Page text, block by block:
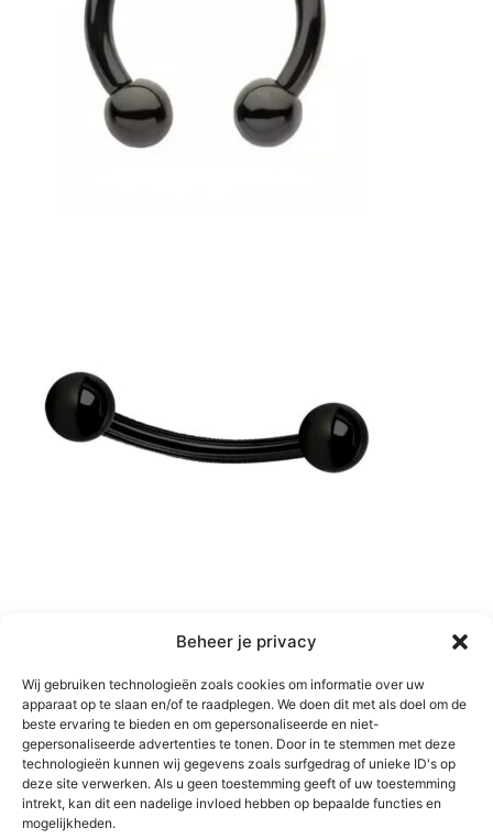
Beheer je privacy
Wij gebruiken technologieën zoals cookies om informatie over uw
apparaat op te slaan en/of te raadplegen. We doen dit met als doel om de
beste ervaring te bieden en om gepersonaliseerde en niet-
gepersonaliseerde advertenties te tonen. Door in te stemmen met deze
technologieën kunnen wij gegevens zoals surfgedrag of unieke ID's op
deze site verwerken. Als u geen toestemming geeft of uw toestemming
intrekt, kan dit een nadelige invloed hebben op bepaalde functies en
mogelijkheden.